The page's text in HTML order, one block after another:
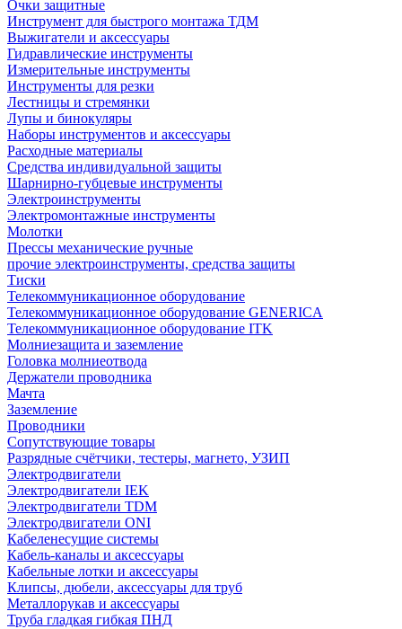
Очки защитные
Инструмент для быстрого монтажа ТДМ
Выжигатели и аксессуары
Гидравлические инструменты
Измерительные инструменты
Инструменты для резки
Лестницы и стремянки
Лупы и бинокуляры
Наборы инструментов и аксессуары
Расходные материалы
Средства индивидуальной защиты
Шарнирно-губцевые инструменты
Электроинструменты
Электромонтажные инструменты
Молотки
Прессы механические ручные
прочие электроинструменты, средства защиты
Тиски
Телекоммуникационное оборудование
Телекоммуникационное оборудование GENERICA
Телекоммуникационное оборудование ITK
Молниезащита и заземление
Головка молниеотвода
Держатели проводника
Мачта
Заземление
Проводники
Сопутствующие товары
Разрядные счётчики, тестеры, магнето, УЗИП
Электродвигатели
Электродвигатели IEK
Электродвигатели TDM
Электродвигатели ONI
Кабеленесущие системы
Кабель-каналы и аксессуары
Кабельные лотки и аксессуары
Клипсы, дюбели, аксессуары для труб
Металлорукав и аксессуары
Труба гладкая гибкая ПНД